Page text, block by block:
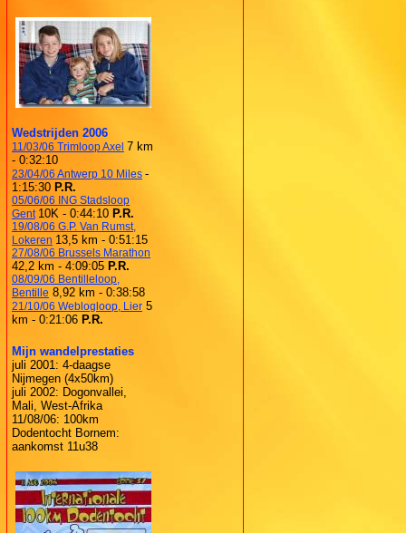
Wedstrijden 2006
11/03/06 Trimloop Axel 7 km
- 0:32:10
23/04/06 Antwerp 10 Miles -
1:15:30 P.R.
05/06/06 ING Stadsloop
Gent 10K - 0:44:10 P.R.
19/08/06 G.P. Van Rumst,
Lokeren 13,5 km - 0:51:15
27/08/06 Brussels Marathon
42,2 km - 4:09:05 P.R.
08/09/06 Bentilleloop,
Bentille 8,92 km - 0:38:58
21/10/06 Weblogloop, Lier 5
km - 0:21:06 P.R.
Mijn wandelprestaties
juli 2001: 4-daagse
Nijmegen (4x50km)
juli 2002: Dogonvallei,
Mali, West-Afrika
11/08/06: 100km
Dodentocht Bornem:
aankomst 11u38